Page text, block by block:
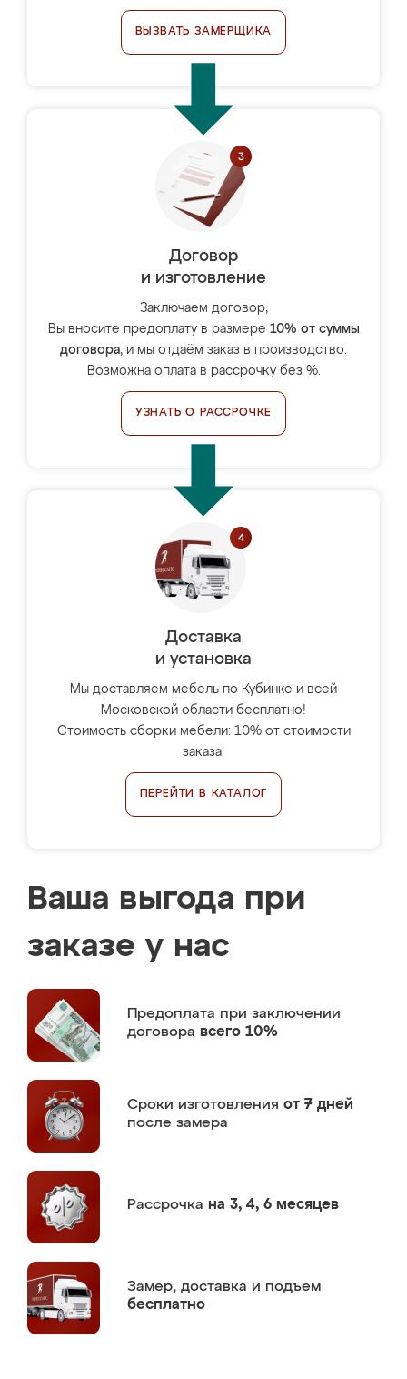
ВЫЗВАТЬ ЗАМЕРЩИКА
Договор
и изготовление
Заключаем договор,
Вы вносите предоплату в размере 10% от суммы
договора, и мы отдаём заказ в производство.
Возможна оплата в рассрочку без %.
УЗНАТЬ О РАССРОЧКЕ
Доставка
и установка
Мы доставляем мебель по Кубинке и всей
Московской области бесплатно!
Стоимость сборки мебели: 10% от стоимости
заказа.
ПЕРЕЙТИ В КАТАЛОГ
Ваша выгода при
заказе у нас
Предоплата при заключении
договора всего 10%
Сроки изготовления от 7 дней
после замера
Рассрочка на 3, 4, 6 месяцев
Замер, доставка и подъем
бесплатно